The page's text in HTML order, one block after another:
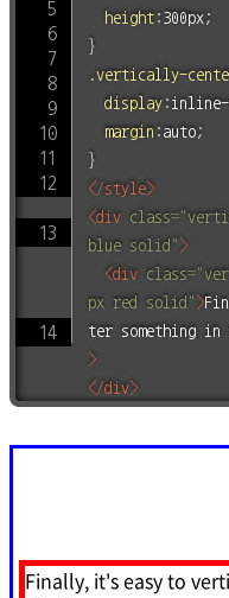
height: 300px;
}
.vertically-
display: inline-
margin : auto;
}
</style>
<div class="
blue solid " >
<div class="
px red solid " >
ter something in
>
</div>
Finally, it's easy to